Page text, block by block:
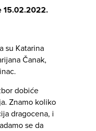
15.02.2022.
su Katarina
Čanak,
dobiće
Znamo koliko
dragocena, i
se da